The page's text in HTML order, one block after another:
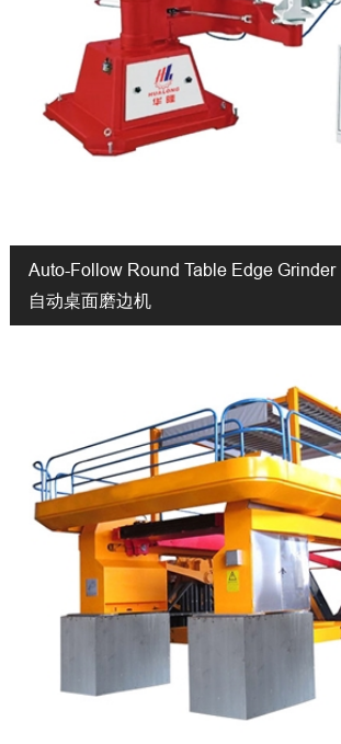
Auto-Follow Round Table Edge Grinder
自动桌面磨边机